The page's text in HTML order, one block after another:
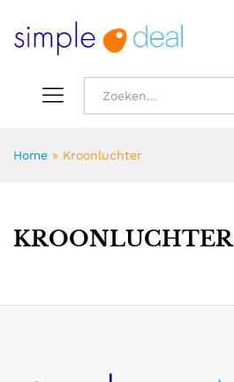
Home » Kroonluchter
KROONLUCHTER